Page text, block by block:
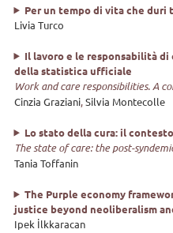
Per un tempo di vita che duri
Livia Turco
Il lavoro e le responsabilità
della statistica ufficiale
Work and care responsibilities. A
Cinzia Graziani,Silvia Montecolle
Lo stato della cura: il
The state of care: the post-
Tania Toffanin
The Purple economy
justice beyond neoliberalism
Ipek İlkkaracan